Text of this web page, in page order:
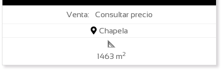
Venta: Consultar precio
Chapela
1463 m2